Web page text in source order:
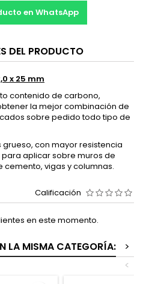
en WhatsApp
DEL PRODUCTO
x 25 mm
contenido de carbono,
la mejor combinación de
sobre pedido todo tipo de
con mayor resistencia
para aplicar sobre muros de
vigas y columnas.
Calificación
en este momento.
LA MISMA CATEGORÍA:
>
<